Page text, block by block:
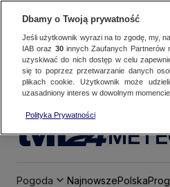
Pogoda NajnowszePolska
Dbamy o Twoją prywatność
Jeśli użytkownik wyrazi na to zgodę, my,
IAB oraz 30innych Zaufanych Partnerów
uzyskiwać do nich dostęp w celu
się to poprzez przetwarzanie danych
plikach cookie. Użytkownik może
uzasadniony interes w dowolnym
Polityka Prywatności